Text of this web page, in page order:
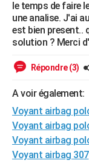
SANTE
Alimentation
Guide de la santé
Maladies
Médicaments
Sommeil
VOYAGE
CARTE DE VOEUX
Carte de Noël
Carte Bonne année
Carte Saint-Valentin
Carte Pâques
Carte d'anniversaire
DICTIONNAIRE
le temps de faire
une analise. J'ai
est bien present..
solution ? Merci
Répondre (3)
A voir également:
Voyant airbag
Voyant airbag
Voyant airbag
Voyant airbag 307